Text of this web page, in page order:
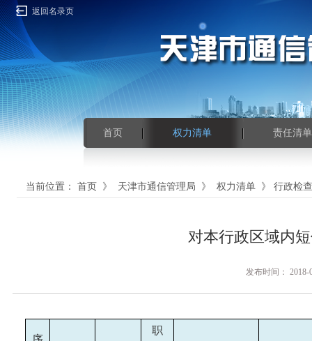
返回名录页
首页 权力清单 责任清单
当前位置： 首页 》 天津市通信管理局 》 权力清单 》 行政检查
对本行政区域内
发布时间：
职